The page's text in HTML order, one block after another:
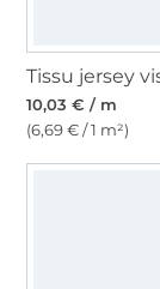
10,03 € / m
(6,69 € / 1 m²)